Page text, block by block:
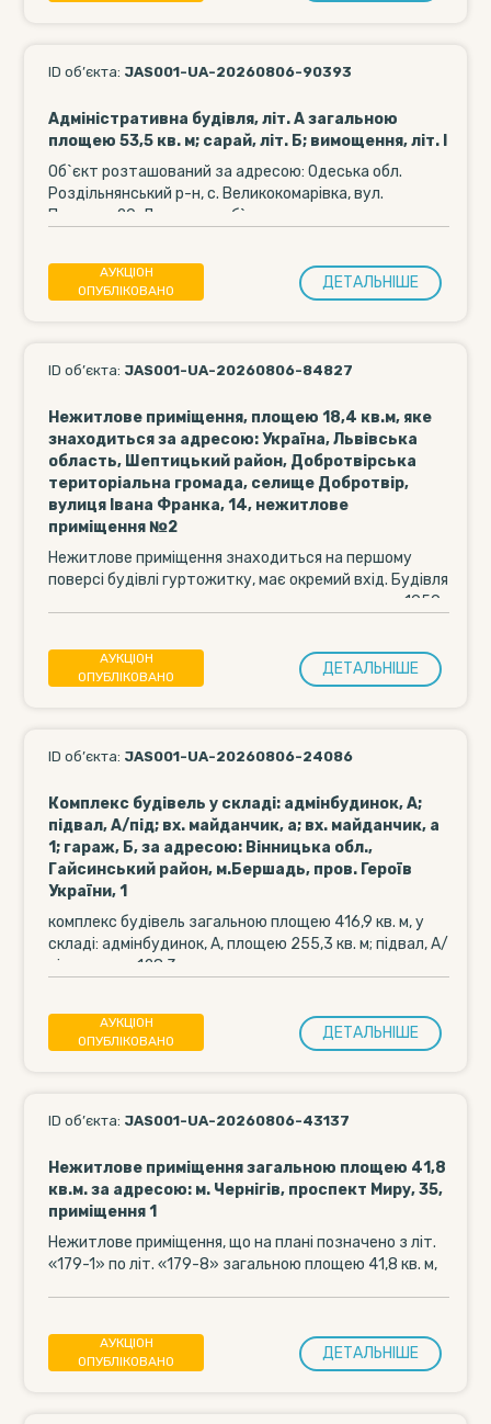
ID об’єкта: JAS001-UA-20260806-90393
Адміністративна будівля, літ. А загальною
площею 53,5 кв. м; сарай, літ. Б; вимощення, літ. І
Об`єкт розташований за адресою: Одеська обл.
Роздільнянський р-н, с. Великокомарівка, вул.
Паркова, 20. До складу об`єкта входить:
АУКЦІОН
ОПУБЛІКОВАНО
ДЕТАЛЬНIШЕ
ID об’єкта: JAS001-UA-20260806-84827
Нежитлове приміщення, площею 18,4 кв.м, яке
знаходиться за адресою: Україна, Львівська
область, Шептицький район, Добротвірська
територіальна громада, селище Добротвір,
вулиця Івана Франка, 14, нежитлове
приміщення №2
Нежитлове приміщення знаходиться на першому
поверсі будівлі гуртожитку, має окремий вхід. Будівля
гуртожитку є двоповерховою та споруджена у 1959
АУКЦІОН
ОПУБЛІКОВАНО
ДЕТАЛЬНIШЕ
ID об’єкта: JAS001-UA-20260806-24086
Комплекс будівель у складі: адмінбудинок, А;
підвал, А/під; вх. майданчик, а; вх. майданчик, а
1; гараж, Б, за адресою: Вінницька обл.,
Гайсинський район, м.Бершадь, пров. Героїв
України, 1
комплекс будівель загальною площею 416,9 кв. м, у
складі: адмінбудинок, А, площею 255,3 кв. м; підвал, А/
під площею 128,3 кв....
АУКЦІОН
ОПУБЛІКОВАНО
ДЕТАЛЬНIШЕ
ID об’єкта: JAS001-UA-20260806-43137
Нежитлове приміщення загальною площею 41,8
кв.м. за адресою: м. Чернігів, проспект Миру, 35,
приміщення 1
Нежитлове приміщення, що на плані позначено з літ.
«179-1» по літ. «179-8» загальною площею 41,8 кв. м,
АУКЦІОН
ОПУБЛІКОВАНО
ДЕТАЛЬНIШЕ